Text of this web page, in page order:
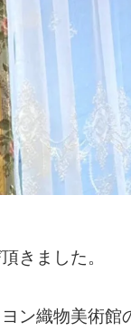
きました。
ン織物美術館